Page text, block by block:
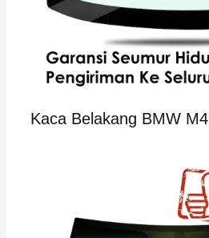
Kaca Belakang BMW M4